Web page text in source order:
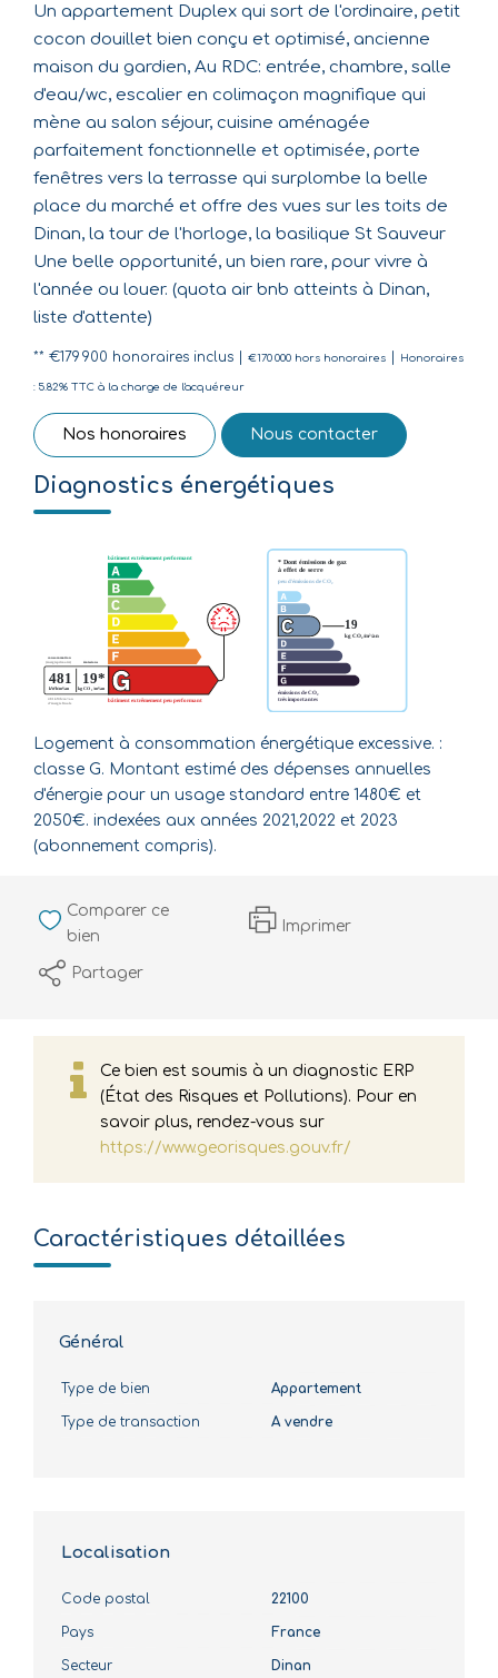
Un appartement Duplex qui sort de l'ordinaire, petit
cocon douillet bien conçu et optimisé, ancienne
maison du gardien, Au RDC: entrée, chambre, salle
d'eau/wc, escalier en colimaçon magnifique qui
mène au salon séjour, cuisine aménagée
parfaitement fonctionnelle et optimisée, porte
fenêtres vers la terrasse qui surplombe la belle
place du marché et offre des vues sur les toits de
Dinan, la tour de l'horloge, la basilique St Sauveur
Une belle opportunité, un bien rare, pour vivre à
l'année ou louer. (quota air bnb atteints à Dinan,
liste d'attente)
** €179 900 honoraires inclus | €170 000 hors honoraires | Honoraires
: 5.82% TTC à la charge de l'acquéreur
Nos honoraires Nous contacter
Diagnostics énergétiques
Logement à consommation énergétique excessive. :
classe G. Montant estimé des dépenses annuelles
d'énergie pour un usage standard entre 1480€ et
2050€. indexées aux années 2021,2022 et 2023
(abonnement compris).
Comparer ce
bien
Imprimer
Partager
Ce bien est soumis à un diagnostic ERP
(État des Risques et Pollutions). Pour en
savoir plus, rendez-vous sur
https://www.georisques.gouv.fr/
Caractéristiques détaillées
Général
Type de bien Appartement
Type de transaction A vendre
Localisation
Code postal 22100
Pays France
Secteur Dinan